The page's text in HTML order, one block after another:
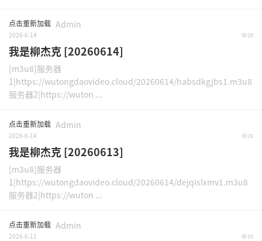
点击重新加载 Admin
2026-6-14 20
我是柳杰克 [20260614]
[m3u8]服务器
1|https://wutongdaovideo.cloud/20260614/habsdkgjbs1.m3u8
服务器2|https://wuton ...
点击重新加载 Admin
2026-6-14 26
我是柳杰克 [20260613]
[m3u8]服务器
1|https://wutongdaovideo.cloud/20260614/dejqislxmv1.m3u8
服务器2|https://wuton ...
点击重新加载 Admin
2026-6-11 16